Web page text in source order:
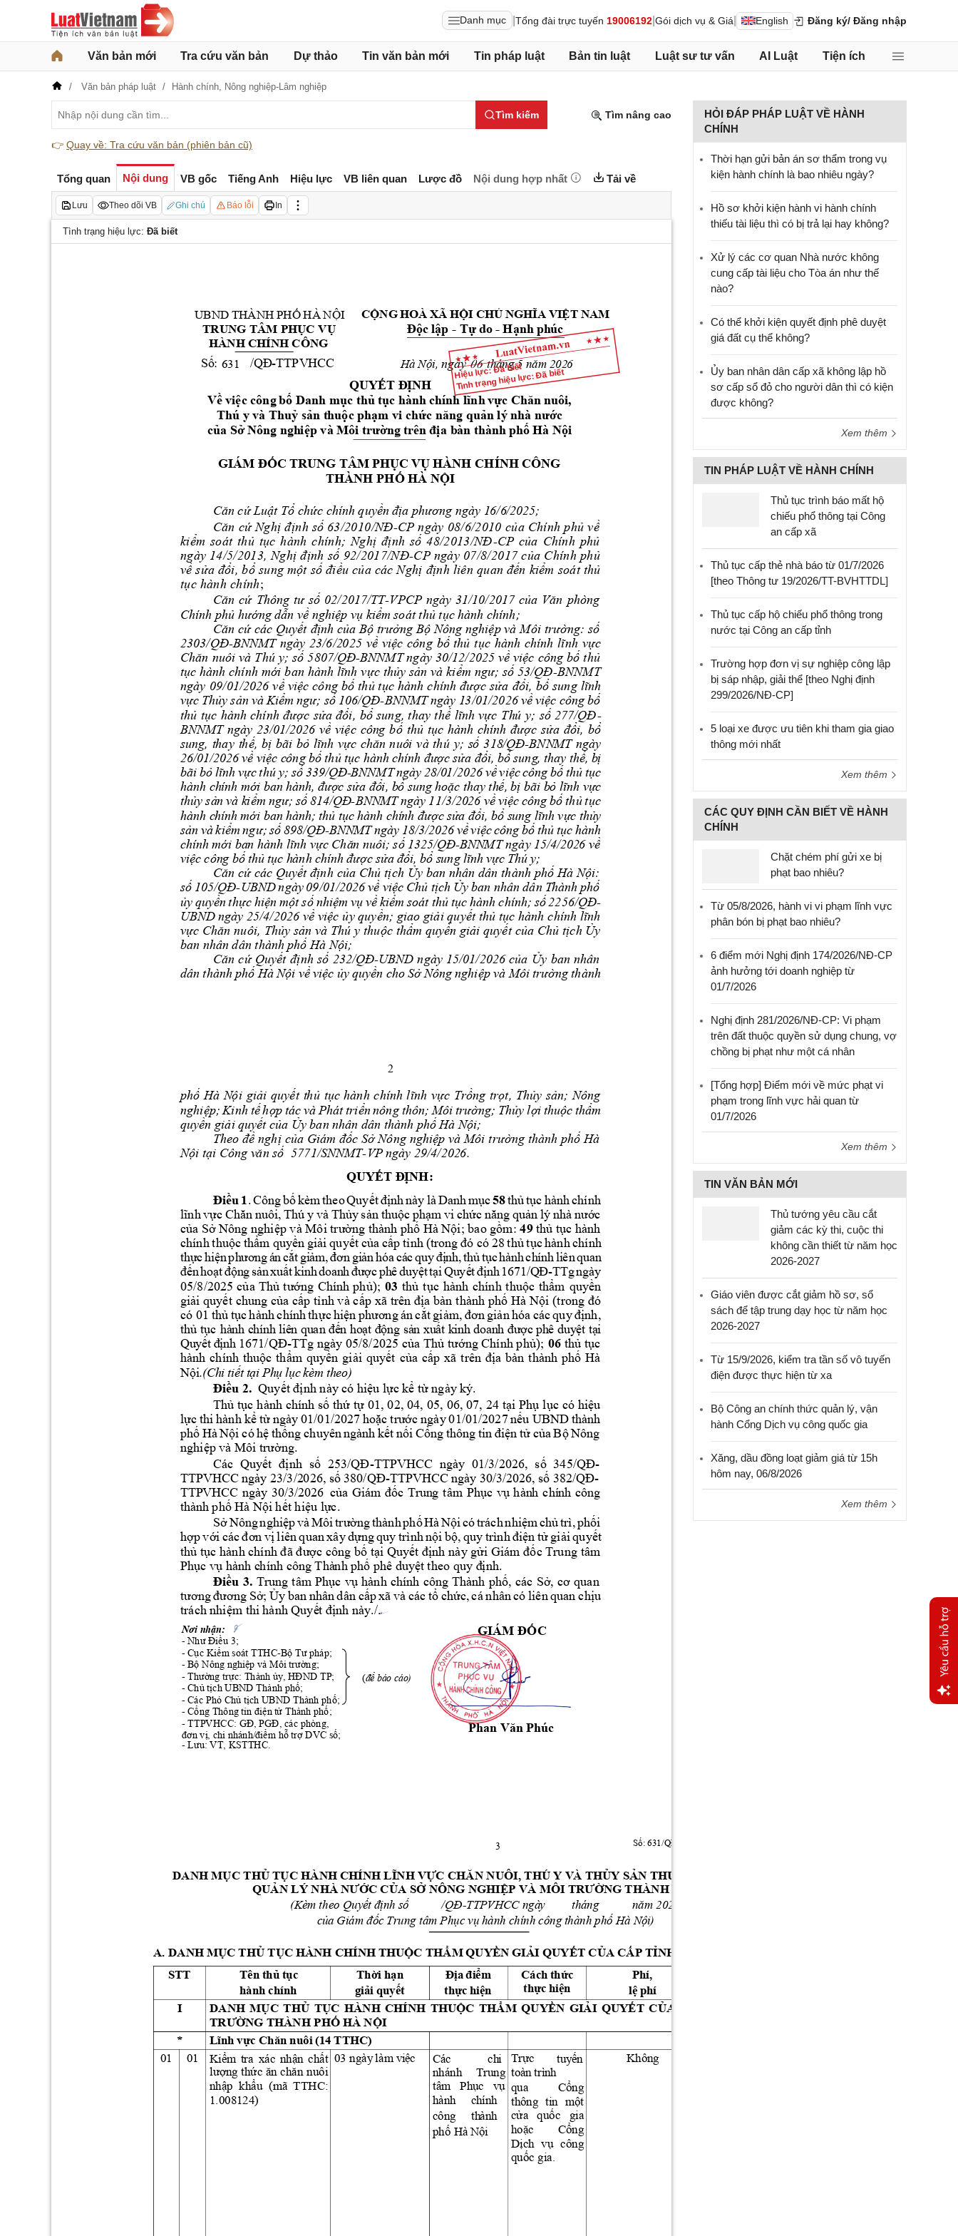
Danh mục Tổng đài trực tuyến 19006192 Gói dịch vụ & Giá English Đăng ký/ Đăng nhập
Văn bản mới Tra cứu văn bản Dự thảo Tin văn bản mới Tin pháp luật Bản tin luật Luật sư tư vấn AI Luật Tiện ích
Văn bản pháp luật Hành chính, Nông nghiệp-Lâm nghiệp
Tìm kiếm Tìm nâng cao
👉 Quay về: Tra cứu văn bản (phiên bản cũ)
Tổng quan Nội dung VB gốc Tiếng Anh Hiệu lực VB liên quan Lược đồ Nội dung hợp nhất Tải về
Lưu Theo dõi VB Ghi chú Báo lỗi In
Tình trạng hiệu lực: Đã biết
Hiệu lực: Đã biết
Tình trạng hiệu lực: Đã biết
UBND THÀNH PHỐHÀNỘI
TRUNG TÂM PHỤC VỤ
HÀNH CHÍNH CÔNG
CỘNGHOÀ XÃHỘI CHỦ NGHĨAVIỆT NAM
Độc lập - Tự do - Hạnh phúc
Số: /QĐ-TTPVHCC Hà Nội, ngày tháng 5 năm 2026
QUYẾT ĐỊNH
Về việc công bố Danh mục thủ tục hành chính lĩnh vực Chăn nuôi,
Thú y và Thuỷ sản thuộc phạm vi chức năng quản lý nhà nước
của SởNông nghiệp và Môi trường trên địa bàn thành phố Hà Nội
GIÁM ĐỐC TRUNG TÂM PHỤC VỤ HÀNH CHÍNH CÔNG
THÀNH PHỐ HÀ NỘI
Căn cứ Luật Tổ chức chính quyền địa phương ngày 16/6/2025;
Căn cứ Nghị định số 63/2010/NĐ-CP ngày 08/6/2010 của Chính phủ về
kiểm soát thủ tục hành chính; Nghị định số 48/2013/NĐ-CP của Chính phủ
ngày 14/5/2013, Nghị định số 92/2017/NĐ-CP ngày 07/8/2017 của Chính phủ
về sửa đổi, bổ sung một số điều của các Nghị định liên quan đến kiểm soát thủ
tục hành chính;
Căn cứ Thông tư số 02/2017/TT-VPCP ngày 31/10/2017 của Văn phòng
Chính phủ hướng dẫn về nghiệp vụ kiểm soát thủ tục hành chính;
Căn cứ các Quyết định của Bộ trưởng Bộ Nông nghiệp và Môi trường: số
2303/QĐ-BNNMT ngày 23/6/2025 về việc công bố thủ tục hành chính lĩnh vực
Chăn nuôi và Thú y; số 5807/QĐ-BNNMT ngày 30/12/2025 về việc công bố thủ
tục hành chính mới ban hành lĩnh vực thủy sản và kiểm ngư; số 53/QĐ-BNNMT
ngày 09/01/2026 về việc công bố thủ tục hành chính được sửa đổi, bổ sung lĩnh
vực Thủy sản và Kiểm ngư; số 106/QĐ-BNNMT ngày 13/01/2026 về việc công bố
thủ tục hành chính được sửa đổi, bổ sung, thay thế lĩnh vực Thú y; số 277/QĐ-
BNNMT ngày 23/01/2026 về việc công bố thủ tục hành chính được sửa đổi, bổ
sung, thay thế, bị bãi bỏ lĩnh vực chăn nuôi và thú y; số 318/QĐ-BNNMT ngày
26/01/2026 về việc công bố thủ tục hành chính được sửa đổi, bổ sung, thay thế, bị
bãi bỏ lĩnh vực thú y; số 339/QĐ-BNNMTngày 28/01/2026 vềviệccông bố thủ tục
hành chính mới ban hành, được sửa đổi, bổ sung hoặc thay thế, bị bãi bỏ lĩnh vực
thủysản và kiểm ngư; số 814/QĐ-BNNMT ngày 11/3/2026 về việc công bố thủ tục
hành chính mới ban hành; thủ tục hành chính được sửa đổi, bổ sung lĩnh vực thủy
sản và kiểm ngư;số 898/QĐ-BNNMT ngày 18/3/2026 về việc công bố thủ tục hành
chính mới ban hành lĩnh vực Chăn nuôi; số 1325/QĐ-BNNMT ngày 15/4/2026 về
việc công bố thủ tục hành chính được sửa đổi, bổ sung lĩnh vực Thú y;
Căn cứ các Quyết định của Chủ tịch Ủy ban nhân dân thành phố Hà Nội:
số 105/QĐ-UBND ngày 09/01/2026 về việc Chủ tịch Ủy ban nhân dân Thành phố
ủyquyền thực hiện mộtsố nhiệm vụ về kiểm soát thủ tụchành chính; số 2256/QĐ-
UBND ngày 25/4/2026 về việc ủy quyền; giao giải quyết thủ tục hành chính lĩnh
vực Chăn nuôi, Thủy sản và Thú y thuộc thẩm quyền giải quyết của Chủ tịch Ủy
ban nhân dân thành phố Hà Nội;
Căn cứ Quyết định số 232/QĐ-UBND ngày 15/01/2026 của Ủy ban nhân
dân thành phố HàNội về việc ủy quyền cho SởNông nghiệp và Môi trườngthành
631 06
2
phố Hà Nội giải quyết thủ tục hành chính lĩnh vực Trồng trọt, Thủy sản; Nông
nghiệp; Kinh tế hợp tác và Phát triển nông thôn; Môi trường; Thủy lợi thuộc thẩm
quyền giải quyết của Ủy ban nhân dân thành phố Hà Nội;
Theo đề nghị của Giám đốc Sở Nông nghiệp và Môi trường thành phố Hà
Nội tại Công văn số 5771/SNNMT-VP ngày 29/4/2026.
QUYẾT ĐỊNH:
Điều 1. Công bốkèm theo Quyếtđịnh này làDanh mục58thủtụchành chính
lĩnhvực Chăn nuôi, Thúy và Thủy sản thuộc phạm vi chức năngquản lý nhà nước
của Sở Nông nghiệp và Môi trường thành phố Hà Nội; bao gồm: 49 thủ tục hành
chính thuộc thẩm quyền giảiquyết của cấptỉnh (trong đó có 28 thủtụchành chính
thựchiệnphươngáncắt giảm,đơn giảnhóacác quyđịnh,thủtụchành chính liên quan
đếnhoạtđộng sảnxuấtkinhdoanh đượcphêduyệttạiQuyếtđịnh 1671/QĐ-TTg ngày
05/8/2025 của Thủ tướng Chính phủ); 03 thủ tục hành chính thuộc thẩm quyền
giải quyết chung của cấp tỉnh và cấp xã trên địa bàn thành phố Hà Nội (trong đó
có 01 thủtụchành chính thựchiện phươngán cắt giảm,đơn giảnhóa cácquyđịnh,
thủ tục hành chính liên quan đến hoạt động sản xuất kinh doanh được phê duyệt tại
Quyết định 1671/QĐ-TTg ngày 05/8/2025 của Thủ tướng Chính phủ); 06 thủ tục
hành chính thuộc thẩm quyền giải quyết của cấp xã trên địa bàn thành phố Hà
Nội.(Chi tiết tạiPhụ lụckèm theo)
Điều 2. Quyết định này có hiệu lực kể từ ngày ký.
Thủ tục hành chính số thứ tự 01, 02, 04, 05, 06, 07, 24 tại Phụ lục có hiệu
lực thi hành kể từ ngày 01/01/2027 hoặc trước ngày 01/01/2027 nếu UBND thành
phố Hà Nội có hệ thống chuyên ngành kết nối Cổng thông tin điện tử của Bộ Nông
nghiệp và Môi trường.
Các Quyết định số 253/QĐ-TTPVHCC ngày 01/3/2026, số 345/QĐ-
TTPVHCC ngày 23/3/2026, số 380/QĐ-TTPVHCC ngày 30/3/2026, số 382/QĐ-
TTPVHCC ngày 30/3/2026 của Giám đốc Trung tâm Phục vụ hành chính công
thành phố Hà Nội hết hiệu lực.
SởNông nghiệpvàMôi trườngthành phốHàNộicótrách nhiệmchủtrì, phối
hợpvớicácđơnvịliên quan xây dựngquy trình nộibộ,quy trình điệntử giảiquyết
thủ tục hành chính đã được công bố tại Quyết định này gửi Giám đốc Trung tâm
Phục vụ hành chính công Thành phố phê duyệt theo quy định.
Điều 3. Trung tâm Phục vụ hành chính công Thành phố, các Sở, cơ quan
tươngđương Sở; Ủyban nhân dân cấpxãvà các tổ chức,cánhân cóliên quan chịu
trách nhiệm thi hành Quyết định này./.
Nơi nhận:
- Như Điều 3;
- Cục Kiểm soát TTHC-Bộ Tư pháp;
- Bộ Nông nghiệp và Môi trường;
- Thường trực: Thành ủy, HĐND TP;
- Chủ tịch UBND Thành phố;
- Các Phó Chủ tịch UBND Thành phố;
- Cổng Thông tin điện tử Thành phố;
- TTPVHCC: GĐ , PGĐ, các phòng,
đơn vị, chi nhánh/điểm hỗ trợ DVC số;
- Lưu: VT, KSTTHC.
GIÁM ĐỐC
Phan Văn Phúc
(để báo cáo)
3
DANH MỤC THỦ TỤC HÀNHCHÍNH LĨNH VỰC CHĂN NUÔI,THÚ Y VÀ THỦY SẢN THUỘC
QUẢN LÝ NHÀ NƯỚC CỦA SỞ NÔNG NGHIỆP VÀ MÔI TRƯỜNG THÀNH PHỐ HÀ NỘ
(Kèm theo Quyết định số /QĐ-TTPVHCC ngày tháng năm 2026
của Giám đốc Trung tâm Phục vụ hành chínhcôngthành phố Hà Nội)
A. DANH MỤC THỦ TỤC HÀNH CHÍNH THUỘC THẨMQUYỀN GIẢI QUYẾT CỦACẤP TỈNH
STT
Tên thủ tục
hànhchính
Thời hạn
giải quyết
Địa điểm
thực hiện
Cách thức
thực hiện
Phí,
lệ phí
I DANH MỤC THỦ TỤC HÀNH CHÍNH THUỘC THẨM QUYỀN GIẢI QUYẾT CỦA
TRƯỜNG THÀNH PHỐ HÀ NỘI
* Lĩnh vực Chăn nuôi (14 TTHC)
01 01 Kiểm tra xác nhận chất
lượng thức ăn chăn nuôi
nhập khẩu (mã  TTHC:
1.008124)
03 ngày làm việc Các chi
nhánh
Trung
tâm Phục vụ
hành chính
công
thành
phố HàNội
Trực tuyến
toàn trình
qua Cổng
thông tin một
cửa
quốc
gia
hoặc
Cổng
Dịch vụ công
quốc gia.
Không
Số: 631/QĐ-TTPVHCC; 06/05/2026; 16:45:49;
HỎI ĐÁP PHÁP LUẬT VỀ HÀNH
CHÍNH
Thời hạn gửi bản án sơ thẩm trong vụ
kiện hành chính là bao nhiêu ngày?
Hồ sơ khởi kiện hành vi hành chính
thiếu tài liệu thì có bị trả lại hay không?
Xử lý các cơ quan Nhà nước không
cung cấp tài liệu cho Tòa án như thế
nào?
Có thể khởi kiện quyết định phê duyệt
giá đất cụ thể không?
Ủy ban nhân dân cấp xã không lập hồ
sơ cấp sổ đỏ cho người dân thì có kiện
được không?
Xem thêm
TIN PHÁP LUẬT VỀ HÀNH CHÍNH
Thủ tục trình báo mất hộ
chiếu phổ thông tại Công
an cấp xã
Thủ tục cấp thẻ nhà báo từ 01/7/2026
[theo Thông tư 19/2026/TT-BVHTTDL]
Thủ tục cấp hộ chiếu phổ thông trong
nước tại Công an cấp tỉnh
Trường hợp đơn vị sự nghiệp công lập
bị sáp nhập, giải thể [theo Nghị định
299/2026/NĐ-CP]
5 loại xe được ưu tiên khi tham gia giao
thông mới nhất
Xem thêm
CÁC QUY ĐỊNH CẦN BIẾT VỀ HÀNH
CHÍNH
Chặt chém phí gửi xe bị
phạt bao nhiêu?
Từ 05/8/2026, hành vi vi phạm lĩnh vực
phân bón bị phạt bao nhiêu?
6 điểm mới Nghị định 174/2026/NĐ-CP
ảnh hưởng tới doanh nghiệp từ
01/7/2026
Nghị định 281/2026/NĐ-CP: Vi phạm
trên đất thuộc quyền sử dụng chung, vợ
chồng bị phạt như một cá nhân
[Tổng hợp] Điểm mới về mức phạt vi
phạm trong lĩnh vực hải quan từ
01/7/2026
Xem thêm
TIN VĂN BẢN MỚI
Thủ tướng yêu cầu cắt
giảm các kỳ thi, cuộc thi
không cần thiết từ năm học
2026-2027
Giáo viên được cắt giảm hồ sơ, sổ
sách để tập trung dạy học từ năm học
2026-2027
Từ 15/9/2026, kiểm tra tần số vô tuyến
điện được thực hiện từ xa
Bộ Công an chính thức quản lý, vận
hành Cổng Dịch vụ công quốc gia
Xăng, dầu đồng loạt giảm giá từ 15h
hôm nay, 06/8/2026
Xem thêm